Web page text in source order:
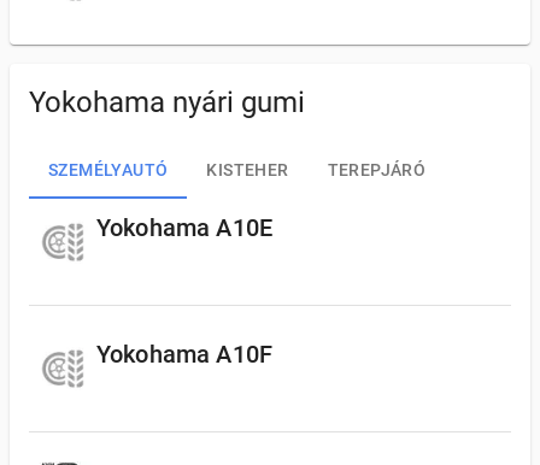
Yokohama nyári gumi
SZEMÉLYAUTÓ KISTEHER TEREPJÁRÓ
Yokohama A10E
Yokohama A10F